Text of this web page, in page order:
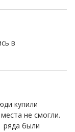
в
купили
не смогли.
ряда были